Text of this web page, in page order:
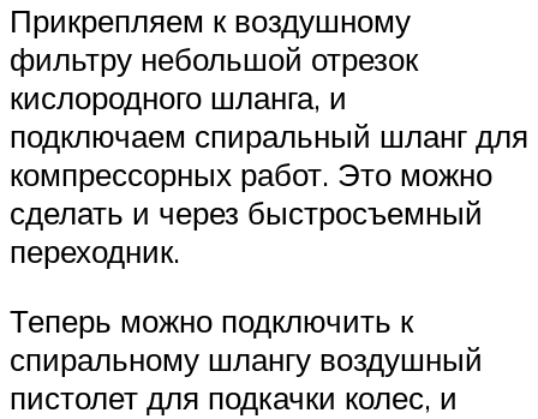
Прикрепляем к воздушному
фильтру небольшой отрезок
кислородного шланга, и
подключаем спиральный шланг для
компрессорных работ. Это можно
сделать и через быстросъемный
переходник.
Теперь можно подключить к
спиральному шлангу воздушный
пистолет для подкачки колес, и